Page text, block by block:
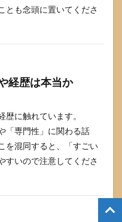
とも念頭に置いてくださ
経歴は本当か
に触れています。
「専門性」に関わる話
を混同すると、「すごい
すいので注意してくださ